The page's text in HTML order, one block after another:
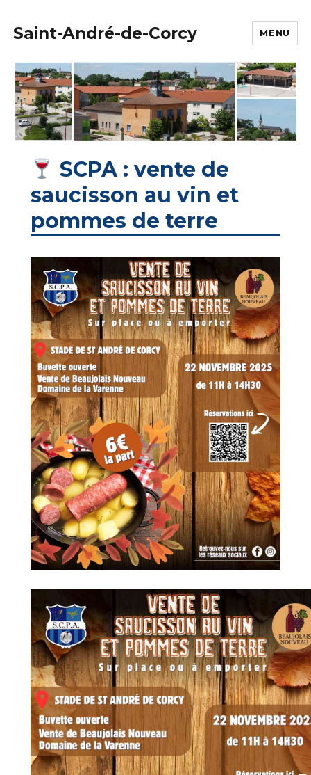
Saint-André-de-Corcy MENU
SCPA : vente de
saucisson au vin et
pommes de terre